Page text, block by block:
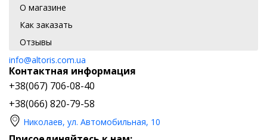
О магазине
Как заказать
Отзывы
info@altoris.com.ua
Контактная информация
+38(067) 706-08-40
+38(066) 820-79-58
Николаев, ул. Автомобильная, 10